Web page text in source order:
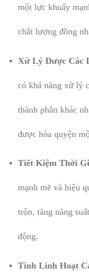
một lực khuấy
chất lượng đồng
Xử Lý Được Các
có khả năng xử lý
thành phần khác
được hòa quyện
Tiết Kiệm Thời
mạnh mẽ và hiệu
trộn, tăng năng
động.
Tính Linh Hoạt